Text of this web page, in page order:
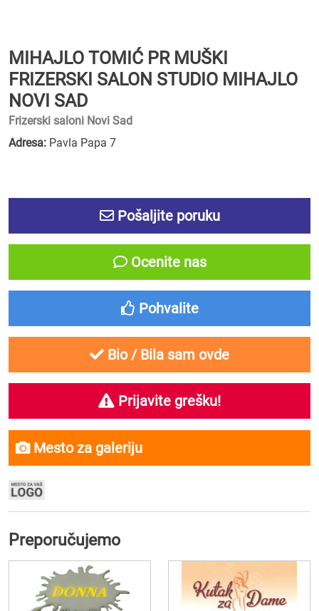
MIHAJLO TOMIĆ PR MUŠKI
FRIZERSKI SALON STUDIO MIHAJLO
NOVI SAD
Frizerski saloni Novi Sad
Adresa: Pavla Papa 7
Pošaljite poruku
Ocenite nas
Pohvalite
Bio / Bila sam ovde
Prijavite grešku!
Mesto za galeriju
Preporučujemo